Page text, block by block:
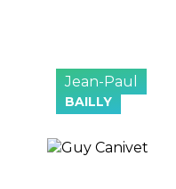
Jean-Paul
BAILLY